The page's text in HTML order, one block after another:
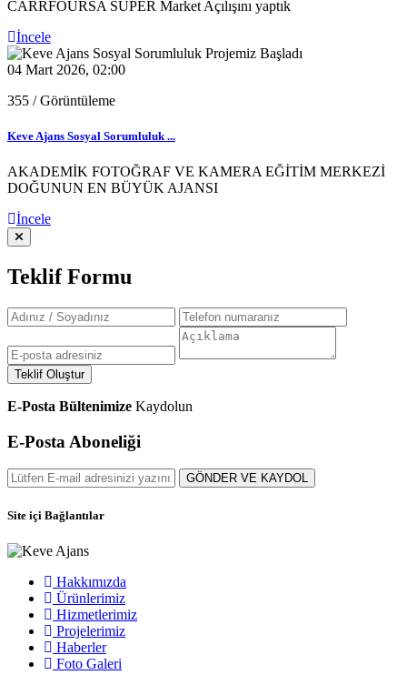
CARRFOURSA SÜPER Market Açılışını yaptık
İncele
04 Mart 2026, 02:00
355 / Görüntüleme
Keve Ajans Sosyal Sorumluluk ...
AKADEMİK FOTOĞRAF VE KAMERA EĞİTİM MERKEZİ
DOĞUNUN EN BÜYÜK AJANSI
İncele
Teklif Formu
Teklif Oluştur
E-Posta Bültenimize Kaydolun
E-Posta Aboneliği
GÖNDER VE KAYDOL
Site içi Bağlantılar
Hakkımızda
Ürünlerimiz
Hizmetlerimiz
Projelerimiz
Haberler
Foto Galeri